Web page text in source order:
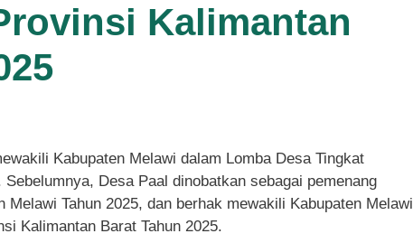
Kalimantan
Kabupaten Melawi dalam Lomba Desa Tingkat
Desa Paal dinobatkan sebagai pemenang
Melawi Tahun 2025, dan berhak mewakili Kabupaten Melawi
Kalimantan Barat Tahun 2025.